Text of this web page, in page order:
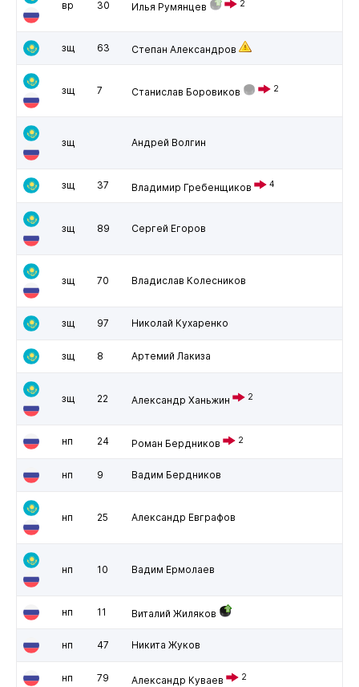
вр 30 Илья Румянцев 2
зщ 63 Степан Александров
зщ 7 Станислав Боровиков 2
зщ Андрей Волгин
зщ 37 Владимир Гребенщиков 4
зщ 89 Сергей Егоров
зщ 70 Владислав Колесников
зщ 97 Николай Кухаренко
зщ 8 Артемий Лакиза
зщ 22 Александр Ханьжин 2
нп 24 Роман Бердников 2
нп 9 Вадим Бердников
нп 25 Александр Евграфов
нп 10 Вадим Ермолаев
нп 11 Виталий Жиляков
нп 47 Никита Жуков
нп 79 Александр Куваев 2